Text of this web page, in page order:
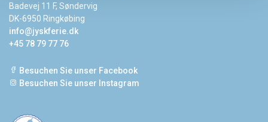
Badevej 11 F, Søndervig
DK-6950 Ringkøbing
info@jyskferie.dk
+45 78 79 77 76
Besuchen Sie unser Facebook
Besuchen Sie unser Instagram